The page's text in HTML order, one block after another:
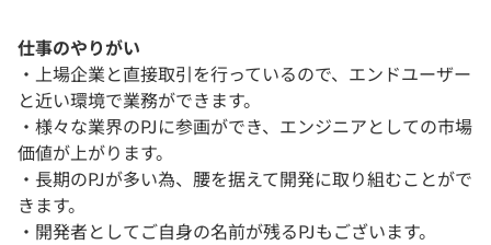
仕事のやりがい
・上場企業と直接取引を行っているので、エンドユーザー
と近い環境で業務ができます。
・様々な業界のPJに参画ができ、エンジニアとしての市場
価値が上がります。
・長期のPJが多い為、腰を据えて開発に取り組むことがで
きます。
・開発者としてご自身の名前が残るPJもございます。